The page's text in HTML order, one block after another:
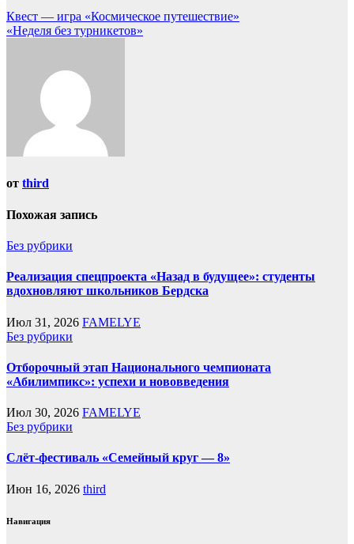
Квест — игра «Космическое путешествие»
«Неделя без турникетов»
от third
Похожая запись
Без рубрики
Реализация спецпроекта «Назад в будущее»: студенты
вдохновляют школьников Бердска
Июл 31, 2026 FAMELYE
Без рубрики
Отборочный этап Национального чемпионата
«Абилимпикс»: успехи и нововведения
Июл 30, 2026 FAMELYE
Без рубрики
Слёт-фестиваль «Семейный круг — 8»
Июн 16, 2026 third
Навигация